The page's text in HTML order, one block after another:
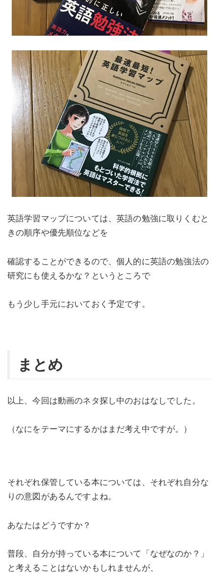
英語学習マップについては、英語の勉強に取りくむと
きの順序や優先順位などを
確認することができるので、個人的に英語の勉強法の
研究にも使えるかな？というところで
もう少し手元においておく予定です。
まとめ
以上、今回は動画のネタ探し中のおはなしでした。
（なにをテーマにするかはまだ考え中ですが。）
それぞれ保管している本については、それぞれ自分な
りの意図があるんですよね。
あなたはどうですか？
普段、自分が持っている本について「なぜなのか？」
と考えることはないかもしれませんが、